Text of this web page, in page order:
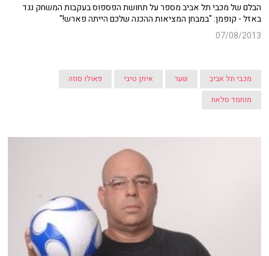
הבלם של מכבי תל אביב מספר על תחושת הפספוס בעקבות המשחק נגד
באזל - קופמן: "במבחן המציאות ההכנה שלכם הייתה פארש!"
07/08/2013
מכבי תל אביב שער איתן טיבי
פאולו סוזה
מוחמד סלאח